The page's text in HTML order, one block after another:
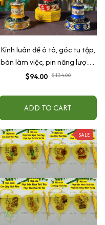
Kinh luân để ô tô, góc tu tập,
bàn làm việc, pin năng lượng
mặt trời
$94.00 $134.00
ADD TO CART
SALE